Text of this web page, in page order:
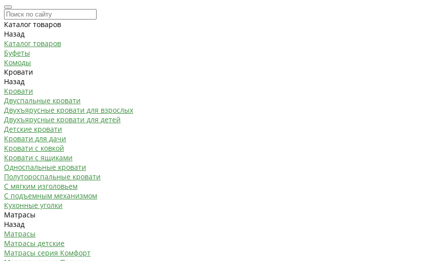
Каталог товаров
Назад
Каталог товаров
Буфеты
Комоды
Кровати
Назад
Кровати
Двуспальные кровати
Двухъярусные кровати для взрослых
Двухъярусные кровати для детей
Детские кровати
Кровати для дачи
Кровати с ковкой
Кровати с ящиками
Односпальные кровати
Полутороспальные кровати
С мягким изголовьем
С подъемным механизмом
Кухонные уголки
Матрасы
Назад
Матрасы
Матрасы детские
Матрасы серия Комфорт